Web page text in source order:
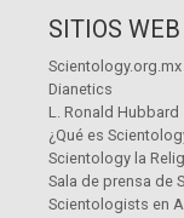
SITIOS
Scientology.org.mx
Dianetics
L. Ronald Hubbard
¿Qué es
Scientology la
Sala de prensa de
Scientologists en